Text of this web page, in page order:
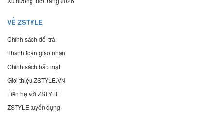
VỀ ZSTYLE
Chính sách đổi trả
Thanh toán giao nhận
Chính sách bảo mật
Giới thiệu ZSTYLE.VN
Liên hệ với ZSTYLE
ZSTYLE tuyển dụng